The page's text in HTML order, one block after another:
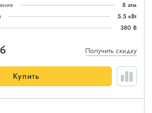
8 атм
5.5 кВт
380 В
Получить скидку
Купить